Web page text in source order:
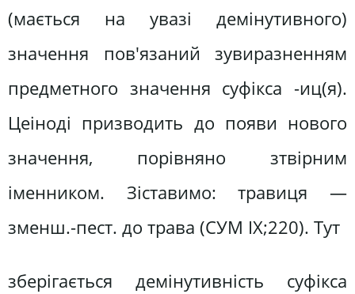
(мається на увазі демінутивного)
значення пов'язаний зувиразненням
предметного значення суфікса -иц(я).
Цеіноді призводить до появи нового
значення, порівняно зтвірним
іменником. Зіставимо: травиця —
зменш.-пест. до трава (СУМ IX;220). Тут
зберігається демінутивність суфікса